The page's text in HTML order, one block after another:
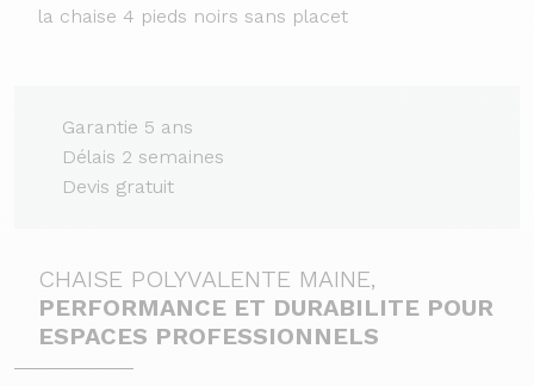
la chaise 4 pieds noirs sans placet
Garantie 5 ans
Délais 2 semaines
Devis gratuit
CHAISE POLYVALENTE MAINE,
PERFORMANCE ET DURABILITE POUR
ESPACES PROFESSIONNELS